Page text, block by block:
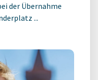
der Übernahme
...